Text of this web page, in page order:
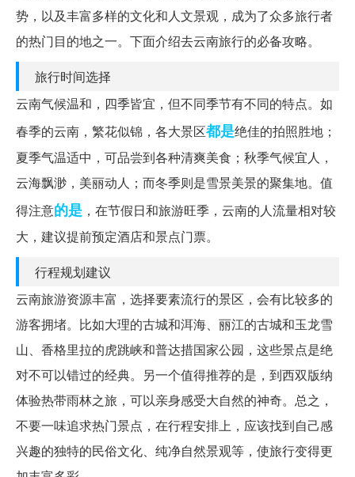
势，以及丰富多样的文化和人文景观，成为了众多旅行者
的热门目的地之一。下面介绍去云南旅行的必备攻略。
旅行时间选择
云南气候温和，四季皆宜，但不同季节有不同的特点。如
春季的云南，繁花似锦，各大景区都是绝佳的拍照胜地；
夏季气温适中，可品尝到各种清爽美食；秋季气候宜人，
云海飘渺，美丽动人；而冬季则是雪景美景的聚集地。值
得注意的是 ，在节假日和旅游旺季，云南的人流量相对较
大，建议提前预定酒店和景点门票。
行程规划建议
云南旅游资源丰富，选择要素流行的景区，会有比较多的
游客拥堵。比如大理的古城和洱海、丽江的古城和玉龙雪
山、香格里拉的虎跳峡和普达措国家公园，这些景点是绝
对不可以错过的经典。另一个值得推荐的是，到西双版纳
体验热带雨林之旅，可以亲身感受大自然的神奇。总之，
不要一味追求热门景点，在行程安排上，应该找到自己感
兴趣的独特的民俗文化、纯净自然景观等，使旅行变得更